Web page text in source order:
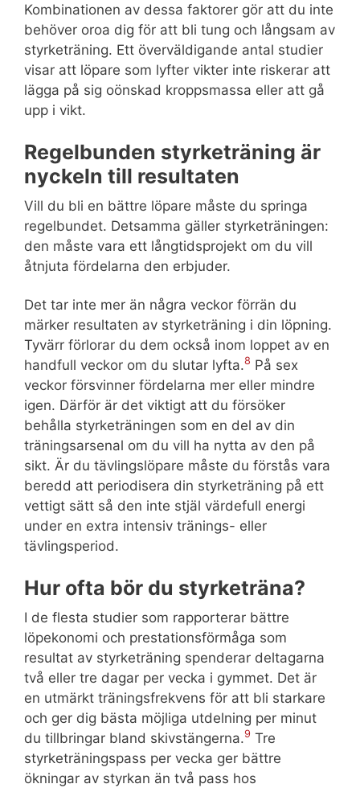
Kombinationen av dessa faktorer gör att du inte
behöver oroa dig för att bli tung och långsam av
styrketräning. Ett överväldigande antal studier
visar att löpare som lyfter vikter inte riskerar att
lägga på sig oönskad kroppsmassa eller att gå
upp i vikt.
Regelbunden styrketräning är
nyckeln till resultaten
Vill du bli en bättre löpare måste du springa
regelbundet. Detsamma gäller styrketräningen:
den måste vara ett långtidsprojekt om du vill
åtnjuta fördelarna den erbjuder.
Det tar inte mer än några veckor förrän du
märker resultaten av styrketräning i din löpning.
Tyvärr förlorar du dem också inom loppet av en
handfull veckor om du slutar lyfta.8 På sex
veckor försvinner fördelarna mer eller mindre
igen. Därför är det viktigt att du försöker
behålla styrketräningen som en del av din
träningsarsenal om du vill ha nytta av den på
sikt. Är du tävlingslöpare måste du förstås vara
beredd att periodisera din styrketräning på ett
vettigt sätt så den inte stjäl värdefull energi
under en extra intensiv tränings- eller
tävlingsperiod.
Hur ofta bör du styrketräna?
I de flesta studier som rapporterar bättre
löpekonomi och prestationsförmåga som
resultat av styrketräning spenderar deltagarna
två eller tre dagar per vecka i gymmet. Det är
en utmärkt träningsfrekvens för att bli starkare
och ger dig bästa möjliga utdelning per minut
du tillbringar bland skivstängerna.9 Tre
styrketräningspass per vecka ger bättre
ökningar av styrkan än två pass hos